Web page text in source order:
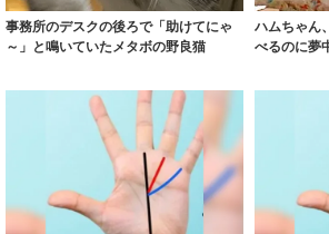
事務所のデスクの後ろで「助けてにゃ
～」と鳴いていたメタボの野良猫
ハムちゃん
べるのに夢